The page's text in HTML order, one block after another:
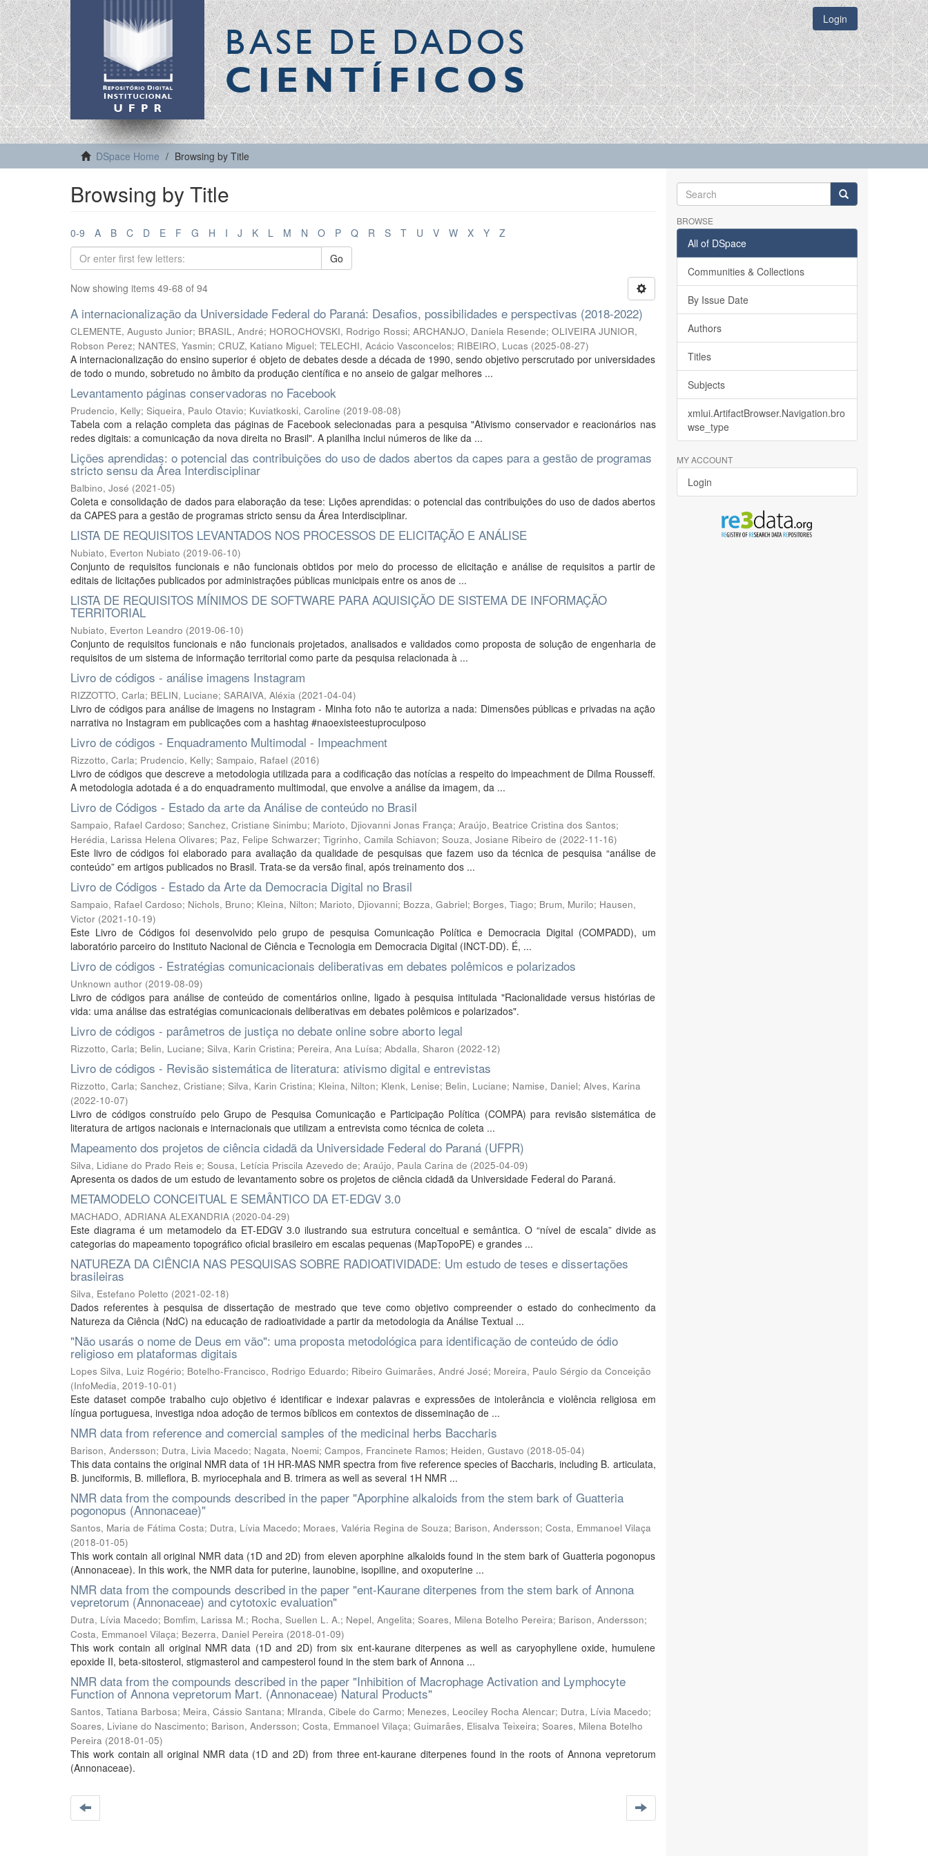
BASE DE DADOS
CIENTÍFICOS
Login
DSpace Home Browsing by Title
Browsing by Title
0-9 A B C D E F G H I J K L M N O P Q R S T U V W X Y
Z
Go
Now showing items 49-68 of 94
A internacionalização da Universidade Federal do Paraná: Desafios, possibilidades e perspectivas (2018-2022)
CLEMENTE, Augusto Junior; BRASIL, André; HOROCHOVSKI, Rodrigo Rossi; ARCHANJO, Daniela Resende; OLIVEIRA JUNIOR,
Robson Perez; NANTES, Yasmin; CRUZ, Katiano Miguel; TELECHI, Acácio Vasconcelos; RIBEIRO, Lucas (2025-08-27)
A internacionalização do ensino superior é objeto de debates desde a década de 1990, sendo objetivo perscrutado por universidades
de todo o mundo, sobretudo no âmbito da produção científica e no anseio de galgar melhores ...
Levantamento páginas conservadoras no Facebook
Prudencio, Kelly; Siqueira, Paulo Otavio; Kuviatkoski, Caroline (2019-08-08)
Tabela com a relação completa das páginas de Facebook selecionadas para a pesquisa "Ativismo conservador e reacionários nas
redes digitais: a comunicação da nova direita no Brasil". A planilha inclui números de like da ...
Lições aprendidas: o potencial das contribuições do uso de dados abertos da capes para a gestão de programas
stricto sensu da Área Interdisciplinar
Balbino, José (2021-05)
Coleta e consolidação de dados para elaboração da tese: Lições aprendidas: o potencial das contribuições do uso de dados abertos
da CAPES para a gestão de programas stricto sensu da Área Interdisciplinar.
LISTA DE REQUISITOS LEVANTADOS NOS PROCESSOS DE ELICITAÇÃO E ANÁLISE
Nubiato, Everton Nubiato (2019-06-10)
Conjunto de requisitos funcionais e não funcionais obtidos por meio do processo de elicitação e análise de requisitos a partir de
editais de licitações publicados por administrações públicas municipais entre os anos de ...
LISTA DE REQUISITOS MÍNIMOS DE SOFTWARE PARA AQUISIÇÃO DE SISTEMA DE INFORMAÇÃO
TERRITORIAL
Nubiato, Everton Leandro (2019-06-10)
Conjunto de requisitos funcionais e não funcionais projetados, analisados e validados como proposta de solução de engenharia de
requisitos de um sistema de informação territorial como parte da pesquisa relacionada à ...
Livro de códigos - análise imagens Instagram
RIZZOTTO, Carla; BELIN, Luciane; SARAIVA, Aléxia (2021-04-04)
Livro de códigos para análise de imagens no Instagram - Minha foto não te autoriza a nada: Dimensões públicas e privadas na ação
narrativa no Instagram em publicações com a hashtag #naoexisteestuproculposo
Livro de códigos - Enquadramento Multimodal - Impeachment
Rizzotto, Carla; Prudencio, Kelly; Sampaio, Rafael (2016)
Livro de códigos que descreve a metodologia utilizada para a codificação das notícias a respeito do impeachment de Dilma Rousseff.
A metodologia adotada é a do enquadramento multimodal, que envolve a análise da imagem, da ...
Livro de Códigos - Estado da arte da Análise de conteúdo no Brasil
Sampaio, Rafael Cardoso; Sanchez, Cristiane Sinimbu; Marioto, Djiovanni Jonas França; Araújo, Beatrice Cristina dos Santos;
Herédia, Larissa Helena Olivares; Paz, Felipe Schwarzer; Tigrinho, Camila Schiavon; Souza, Josiane Ribeiro de (2022-11-16)
Este livro de códigos foi elaborado para avaliação da qualidade de pesquisas que fazem uso da técnica de pesquisa “análise de
conteúdo” em artigos publicados no Brasil. Trata-se da versão final, após treinamento dos ...
Livro de Códigos - Estado da Arte da Democracia Digital no Brasil
Sampaio, Rafael Cardoso; Nichols, Bruno; Kleina, Nilton; Marioto, Djiovanni; Bozza, Gabriel; Borges, Tiago; Brum, Murilo; Hausen,
Victor (2021-10-19)
Este Livro de Códigos foi desenvolvido pelo grupo de pesquisa Comunicação Política e Democracia Digital (COMPADD), um
laboratório parceiro do Instituto Nacional de Ciência e Tecnologia em Democracia Digital (INCT-DD). É, ...
Livro de códigos - Estratégias comunicacionais deliberativas em debates polêmicos e polarizados
Unknown author (2019-08-09)
Livro de códigos para análise de conteúdo de comentários online, ligado à pesquisa intitulada "Racionalidade versus histórias de
vida: uma análise das estratégias comunicacionais deliberativas em debates polêmicos e polarizados".
Livro de códigos - parâmetros de justiça no debate online sobre aborto legal
Rizzotto, Carla; Belin, Luciane; Silva, Karin Cristina; Pereira, Ana Luísa; Abdalla, Sharon (2022-12)
Livro de códigos - Revisão sistemática de literatura: ativismo digital e entrevistas
Rizzotto, Carla; Sanchez, Cristiane; Silva, Karin Cristina; Kleina, Nilton; Klenk, Lenise; Belin, Luciane; Namise, Daniel; Alves, Karina
(2022-10-07)
Livro de códigos construído pelo Grupo de Pesquisa Comunicação e Participação Política (COMPA) para revisão sistemática de
literatura de artigos nacionais e internacionais que utilizam a entrevista como técnica de coleta ...
Mapeamento dos projetos de ciência cidadã da Universidade Federal do Paraná (UFPR)
Silva, Lidiane do Prado Reis e; Sousa, Letícia Priscila Azevedo de; Araújo, Paula Carina de (2025-04-09)
Apresenta os dados de um estudo de levantamento sobre os projetos de ciência cidadã da Universidade Federal do Paraná.
METAMODELO CONCEITUAL E SEMÂNTICO DA ET-EDGV 3.0
MACHADO, ADRIANA ALEXANDRIA (2020-04-29)
Este diagrama é um metamodelo da ET-EDGV 3.0 ilustrando sua estrutura conceitual e semântica. O “nível de escala” divide as
categorias do mapeamento topográfico oficial brasileiro em escalas pequenas (MapTopoPE) e grandes ...
NATUREZA DA CIÊNCIA NAS PESQUISAS SOBRE RADIOATIVIDADE: Um estudo de teses e dissertações
brasileiras
Silva, Estefano Poletto (2021-02-18)
Dados referentes à pesquisa de dissertação de mestrado que teve como objetivo compreender o estado do conhecimento da
Natureza da Ciência (NdC) na educação de radioatividade a partir da metodologia da Análise Textual ...
"Não usarás o nome de Deus em vão": uma proposta metodológica para identificação de conteúdo de ódio
religioso em plataformas digitais
Lopes Silva, Luiz Rogério; Botelho-Francisco, Rodrigo Eduardo; Ribeiro Guimarães, André José; Moreira, Paulo Sérgio da Conceição
(InfoMedia, 2019-10-01)
Este dataset compõe trabalho cujo objetivo é identificar e indexar palavras e expressões de intolerância e violência religiosa em
língua portuguesa, investiga ndoa adoção de termos bíblicos em contextos de disseminação de ...
NMR data from reference and comercial samples of the medicinal herbs Baccharis
Barison, Andersson; Dutra, Livia Macedo; Nagata, Noemi; Campos, Francinete Ramos; Heiden, Gustavo (2018-05-04)
This data contains the original NMR data of 1H HR-MAS NMR spectra from five reference species of Baccharis, including B. articulata,
B. junciformis, B. milleflora, B. myriocephala and B. trimera as well as several 1H NMR ...
NMR data from the compounds described in the paper "Aporphine alkaloids from the stem bark of Guatteria
pogonopus (Annonaceae)"
Santos, Maria de Fátima Costa; Dutra, Lívia Macedo; Moraes, Valéria Regina de Souza; Barison, Andersson; Costa, Emmanoel Vilaça
(2018-01-05)
This work contain all original NMR data (1D and 2D) from eleven aporphine alkaloids found in the stem bark of Guatteria pogonopus
(Annonaceae). In this work, the NMR data for puterine, launobine, isopiline, and oxoputerine ...
NMR data from the compounds described in the paper "ent-Kaurane diterpenes from the stem bark of Annona
vepretorum (Annonaceae) and cytotoxic evaluation"
Dutra, Lívia Macedo; Bomfim, Larissa M.; Rocha, Suellen L. A.; Nepel, Angelita; Soares, Milena Botelho Pereira; Barison, Andersson;
Costa, Emmanoel Vilaça; Bezerra, Daniel Pereira (2018-01-09)
This work contain all original NMR data (1D and 2D) from six ent-kaurane diterpenes as well as caryophyllene oxide, humulene
epoxide II, beta-sitosterol, stigmasterol and campesterol found in the stem bark of Annona ...
NMR data from the compounds described in the paper "Inhibition of Macrophage Activation and Lymphocyte
Function of Annona vepretorum Mart. (Annonaceae) Natural Products"
Santos, Tatiana Barbosa; Meira, Cássio Santana; MIranda, Cibele do Carmo; Menezes, Leociley Rocha Alencar; Dutra, Lívia Macedo;
Soares, Liviane do Nascimento; Barison, Andersson; Costa, Emmanoel Vilaça; Guimarães, Elisalva Teixeira; Soares, Milena Botelho
Pereira (2018-01-05)
This work contain all original NMR data (1D and 2D) from three ent-kaurane diterpenes found in the roots of Annona vepretorum
(Annonaceae).
BROWSE
All of DSpace
Communities & Collections
By Issue Date
Authors
Titles
Subjects
xmlui.ArtifactBrowser.Navigation.bro
wse_type
MY ACCOUNT
Login